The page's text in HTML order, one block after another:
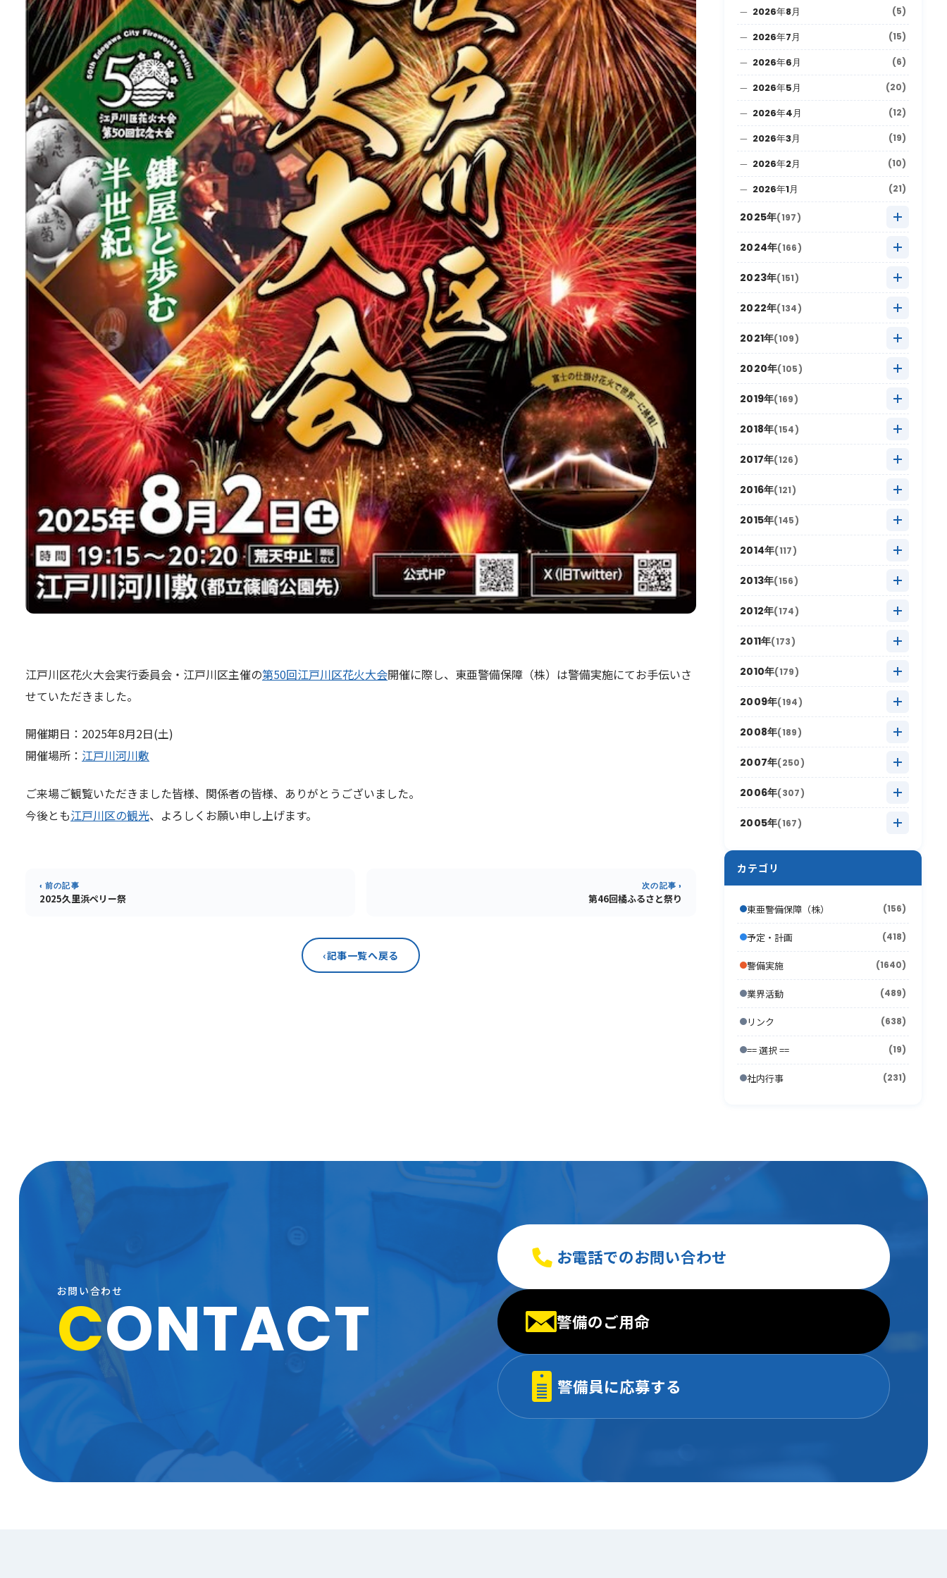
江戸川区花火大会実行委員会・江戸川区主催の第50回江戸川区花火大会開催に際し、東亜警備保障（株）は警備実施にてお手伝いさ
せていただきました。
開催期日：2025年8月2日(土)
開催場所： 江戸川河川敷
ご来場ご観覧いただきました皆様、関係者の皆様、ありがとうございました。
今後とも江戸川区の観光、よろしくお願い申し上げます。
‹ 前の記事
2025久里浜ペリー祭
次の記事 ›
第46回橘ふるさと祭り
‹記事一覧へ戻る
2026年8月 (5)
2026年7月 (15)
2026年6月 (6)
2026年5月 (20)
2026年4月 (12)
2026年3月 (19)
2026年2月 (10)
2026年1月 (21)
2025年(197)
2025年12月 (9)
2025年11月
2025年10月 (27)
2025年9月 (10)
2025年8月 (20)
2025年7月 (16)
2025年6月 (8)
2025年5月
2025年4月 (15)
2025年3月 (20)
2025年2月 (6)
2025年1月 (22)
2024年(166)
2024年12月 (8)
2024年11月
2024年10月 (20)
2024年9月 (12)
2024年8月 (17)
2024年7月 (18)
2024年6月 (6)
2024年5月
2024年4月 (12)
2024年3月 (14)
2024年2月 (5)
2024年1月 (16)
2023年(151)
2023年12月 (5)
2023年11月
2023年10月 (24)
2023年9月 (11)
2023年8月 (16)
2023年7月 (12)
2023年6月 (6)
2023年5月
2023年4月 (11)
2023年3月 (13)
2023年2月 (8)
2023年1月 (11)
2022年(134)
2022年12月 (11)
2022年11月
2022年10月 (21)
2022年9月 (12)
2022年8月 (11)
2022年7月 (9)
2022年6月 (2)
2022年5月
2022年4月 (14)
2022年3月 (10)
2022年2月 (6)
2022年1月 (10)
2021年(109)
2021年12月 (3)
2021年11月
2021年10月 (16)
2021年9月 (5)
2021年8月 (9)
2021年7月 (9)
2021年6月 (6)
2021年5月
2021年4月 (9)
2021年3月 (11)
2021年2月 (7)
2021年1月 (8)
2020年(105)
2020年12月 (4)
2020年11月
2020年10月 (13)
2020年9月 (4)
2020年8月 (4)
2020年7月 (8)
2020年6月 (4)
2020年5月
2020年4月 (12)
2020年3月 (6)
2020年2月 (15)
2020年1月 (17)
2019年(169)
2019年12月 (9)
2019年11月
2019年10月 (26)
2019年9月 (12)
2019年8月 (16)
2019年7月 (16)
2019年6月 (4)
2019年5月
2019年4月 (14)
2019年3月 (12)
2019年2月 (6)
2019年1月 (15)
2018年(154)
2018年12月 (10)
2018年11月
2018年10月 (20)
2018年9月 (16)
2018年8月 (17)
2018年7月 (11)
2018年6月 (6)
2018年5月
2018年4月 (12)
2018年3月 (11)
2018年2月 (10)
2018年1月 (13)
2017年(126)
2017年12月 (7)
2017年11月
2017年10月 (17)
2017年9月 (6)
2017年8月 (13)
2017年7月 (11)
2017年6月 (4)
2017年5月
2017年4月 (10)
2017年3月 (11)
2017年2月 (4)
2017年1月 (10)
2016年(121)
2016年12月 (4)
2016年11月
2016年10月 (19)
2016年9月 (9)
2016年8月 (13)
2016年7月 (13)
2016年6月 (7)
2016年5月
2016年4月 (10)
2016年3月 (10)
2016年2月 (6)
2016年1月 (6)
2015年(145)
2015年12月 (4)
2015年11月
2015年10月 (30)
2015年9月 (15)
2015年8月 (12)
2015年7月 (14)
2015年6月 (9)
2015年5月
2015年4月 (5)
2015年3月 (12)
2015年2月 (7)
2015年1月 (10)
2014年(117)
2014年12月 (10)
2014年11月
2014年10月 (18)
2014年9月 (13)
2014年8月 (12)
2014年7月 (8)
2014年6月 (8)
2014年5月
2014年4月 (11)
2014年3月 (9)
2014年2月 (7)
2013年(156)
2013年12月 (8)
2013年11月
2013年10月 (12)
2013年9月 (17)
2013年8月 (16)
2013年7月 (19)
2013年6月 (12)
2013年5月
2013年4月 (15)
2013年2月
2013年1月 (7)
2012年(174)
2012年12月 (11)
2012年11月
2012年10月 (17)
2012年9月 (18)
2012年8月 (16)
2012年7月 (17)
2012年6月 (17)
2012年5月
2012年3月
2012年1月 (10)
2011年(173)
2011年12月 (14)
2011年11月
2011年10月 (22)
2011年9月 (17)
2011年8月 (16)
2011年7月 (21)
2011年6月 (9)
2011年4月
2011年2月 (10)
2010年(179)
2010年12月 (15)
2010年11月
2010年10月 (13)
2010年9月 (19)
2010年8月 (17)
2010年7月 (12)
2010年6月 (20)
2010年5月
(15)
2010年3月 (18)
2010年2月 (7)
2010年1月 (13)
2009年(194)
2009年12月 (15)
2009年11月
2009年10月 (13)
2009年9月 (22)
2009年8月 (17)
2009年5月 (16)
2009年4月 (16)
2009年2月 (15)
2009年1月 (16)
2008年(189)
2008年12月 (10)
2008年11月
2008年10月 (16)
2008年8月
2008年7月 (15)
2008年6月 (10)
2008年5月 (21)
2008年4月 (11)
2008年3月 (26)
2008年1月 (10)
2007年(250)
2007年12月 (17)
2007年11月
2007年9月
2007年7月 (21)
2007年6月 (17)
2007年5月 (24)
2007年4月 (21)
2007年3月 (31)
2007年2月 (33)
2007年1月 (24)
2006年(307)
2006年12月 (30)
2006年10月
2006年8月 (26)
2006年6月 (26)
2006年5月 (23)
2006年4月 (36)
2006年3月 (27)
2006年2月 (13)
2005年(167)
2005年12月 (19)
2005年11月
2005年9月 (17)
2005年8月 (14)
2005年7月 (8)
2005年6月 (9)
2005年5月 (11)
2005年4月 (15)
2005年3月 (15)
カテゴリ
東亜警備保障（株） (156)
予定・計画 (418)
警備実施 (1640)
業界活動 (489)
リンク (638)
== 選択 == (19)
社内行事 (231)
お問い合わせ
CONTACT
お電話でのお問い合わせ
警備のご用命
警備員に応募する